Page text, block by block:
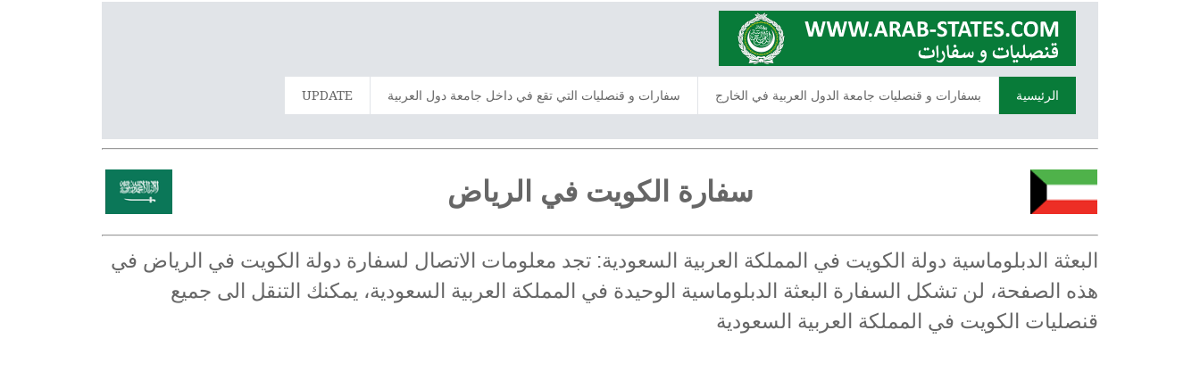
الرئيسية بسفارات و قنصليات جامعة الدول العربية في الخارج سفارات و قنصليات التي تقع في داخل جامعة دول العربية UPDATE
سفارة الكويت في الرياض
البعثة الدبلوماسية دولة الكويت في المملكة العربية السعودية: تجد معلومات الاتصال لسفارة دولة الكويت في الرياض في
هذه الصفحة، لن تشكل السفارة البعثة الدبلوماسية الوحيدة في المملكة العربية السعودية، يمكنك التنقل الى جميع
قنصليات الكويت في المملكة العربية السعودية